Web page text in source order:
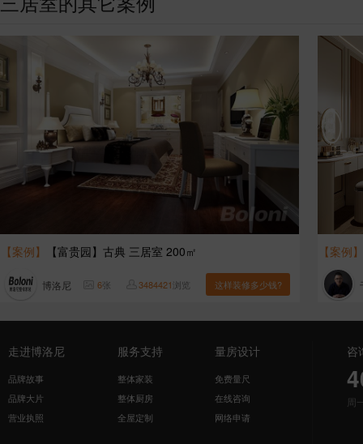
【案例】 【富贵园】古典 三居室 200㎡
博洛尼 6张 3484421浏览 这样装修多少钱?
【案例】
走进博洛尼
品牌故事
品牌大片
营业执照
服务支持
整体家装
整体厨房
全屋定制
量房设计
免费量尺
在线咨询
网络申请
咨
周